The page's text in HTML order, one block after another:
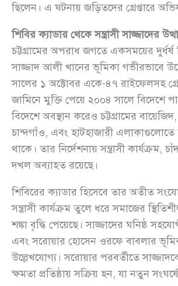
ছিলেন। এ ঘটনায় জড়িতদের গ্রেপ্তারে
শিবির ক্যাডার থেকে সন্ত্রাসী সাজ্জাদের
চট্টগ্রামের অপরাধ জগতে একসময়ের দুর্ধর্ষ
সাজ্জাদ আলী খানের ভূমিকা গভীরভাবে
সালের ১ অক্টোবর একে-৪৭ রাইফেলসহ
জামিনে মুক্তি পেয়ে ২০০৪ সালে বিদেশে
বিদেশে অবস্থান করেও চট্টগ্রামের
চান্দগাঁও, এবং হাটহাজারী
থাকে। তার নির্দেশনায় সন্ত্রাসী কার্যক্রম,
দখল অব্যাহত রয়েছে।
শিবিরের ক্যাডার হিসেবে তার অতীত
সন্ত্রাসী কার্যক্রম তুলে ধরে সমাজের
শঙ্কা বৃদ্ধি পেয়েছে। সাজ্জাদের ঘনিষ্ঠ
এবং সরোয়ার হোসেন ওরফে বাবলার
উল্লেখযোগ্য। সরোয়ার পরবর্তীতে
ক্ষমতা প্রতিষ্ঠায় সক্রিয় হন, যা নতুন